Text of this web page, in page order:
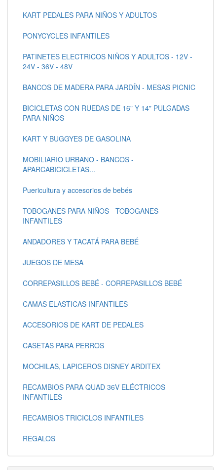
KART PEDALES PARA NIÑOS Y ADULTOS
PONYCYCLES INFANTILES
PATINETES ELECTRICOS NIÑOS Y ADULTOS - 12V -
24V - 36V - 48V
BANCOS DE MADERA PARA JARDÍN - MESAS PICNIC
BICICLETAS CON RUEDAS DE 16" Y 14" PULGADAS
PARA NIÑOS
KART Y BUGGYES DE GASOLINA
MOBILIARIO URBANO - BANCOS -
APARCABICICLETAS...
Puericultura y accesorios de bebés
TOBOGANES PARA NIÑOS - TOBOGANES
INFANTILES
ANDADORES Y TACATÁ PARA BEBÉ
JUEGOS DE MESA
CORREPASILLOS BEBÉ - CORREPASILLOS BEBÉ
CAMAS ELASTICAS INFANTILES
ACCESORIOS DE KART DE PEDALES
CASETAS PARA PERROS
MOCHILAS, LAPICEROS DISNEY ARDITEX
RECAMBIOS PARA QUAD 36V ELÉCTRICOS
INFANTILES
RECAMBIOS TRICICLOS INFANTILES
REGALOS